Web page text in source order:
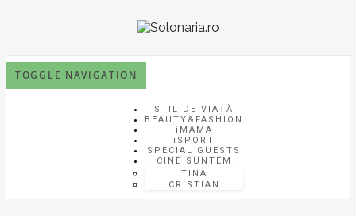
TOGGLE NAVIGATION
STIL DE VIAȚĂ
BEAUTY&FASHION
iMAMA
iSPORT
SPECIAL GUESTS
CINE SUNTEM
TINA
CRISTIAN